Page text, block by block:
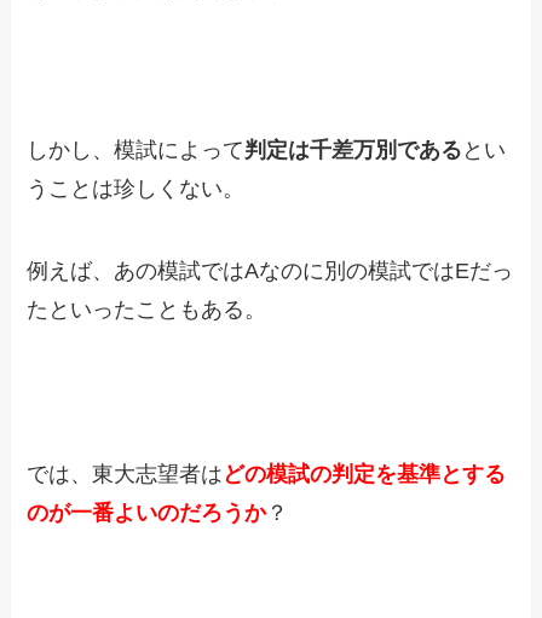
しかし、模試によって判定は千差万別である とい
うことは珍しくない。
例えば、あの模試ではAなのに別の模試ではEだっ
たといったこともある。
では、東大志望者はどの模試の判定を基準とする
のが一番よいのだろうか？